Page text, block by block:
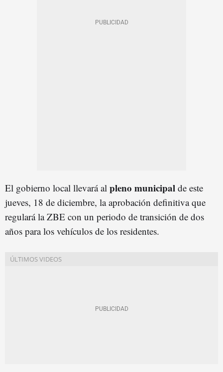
El gobierno local llevará al pleno municipal de este
jueves, 18 de diciembre, la aprobación definitiva que
regulará la ZBE con un periodo de transición de dos
años para los vehículos de los residentes.